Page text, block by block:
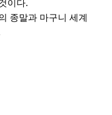
이다.
종말과 마구니 세계